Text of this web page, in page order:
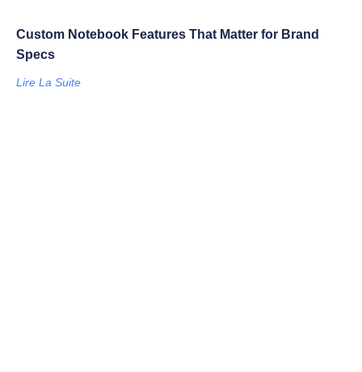
Custom Notebook Features That Matter for Brand
Specs
Lire La Suite